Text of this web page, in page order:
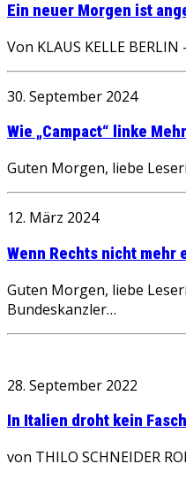
Ein neuer Morgen ist
Von KLAUS KELLE
30. September 2024
Wie „Campact“ linke
Guten Morgen, liebe
12. März 2024
Wenn Rechts nicht mehr
Guten Morgen, liebe
Bundeskanzler…
28. September 2022
In Italien droht kein
von THILO SCHNEIDER